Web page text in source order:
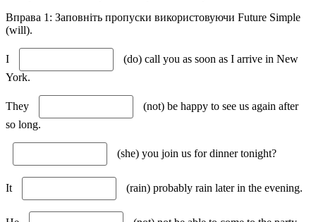
Вправа 1: Заповніть пропуски використовуючи Future Simple
(will).
I
(do) call you as soon as I arrive in New
York.
They
(not) be happy to see us again after
so long.
(she) you join us for dinner tonight?
It (rain) probably rain later in the evening.